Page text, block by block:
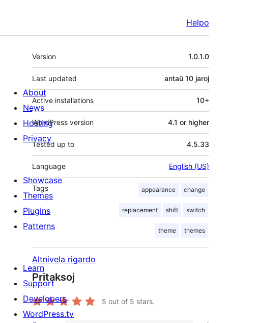
Helpo
Metadatumoj
Version 1.0.1.0
Last updated antaŭ 10 jaroj
Active installations 10+
WordPress version 4.1 or higher
Tested up to 4.5.33
Language English (US)
Tags appearance change
replacement shift switch
theme themes
Altnivela rigardo
Pritaksoj
5 out of 5 stars.
About
News
Hosting
Privacy
Showcase
Themes
Plugins
Patterns
Learn
Support
Developers
WordPress.tv